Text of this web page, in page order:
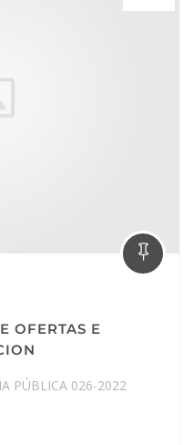
OFERTAS E
PÚBLICA 026-2022